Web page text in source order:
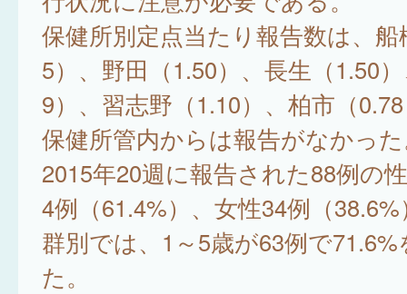
保健所別定点当たり報告数は、船
5）、野田（1.50）、長生（1.50
9）、習志野（1.10）、柏市（
保健所管内からは報告がなかっ
2015年20週に報告された88例の
4例（61.4%）、女性34例（
群別では、1～5歳が63例で
た。